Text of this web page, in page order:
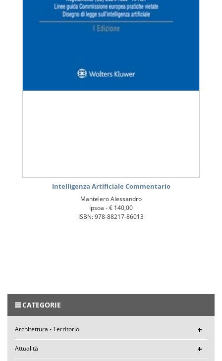
Intelligenza Artificiale Commentario
Mantelero Alessandro
Ipsoa -€ 140,00
ISBN: 978-88217-86013
CATEGORIE
Architettura - Territorio
Attualità